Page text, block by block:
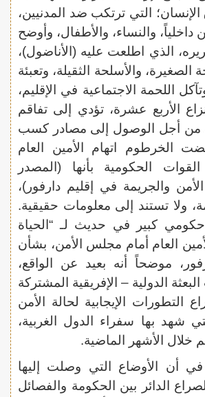
التي ترتكب ضد المدنيين،
داخلياً، والنساء، والأطفال، وأوضح
الذي اطلعت عليه (الأناضول)،
الصغيرة، والأسلحة الثقيلة، وتعبئة
اللحمة الاجتماعية في الإقليم،
الأربع عشرة، تؤدي إلى تفاقم
من أجل الوصول إلى مصادر كسب
الخرطوم اتهام الأمين العام
الحكومية بأنها (المصدر
الأمن والجريمة في إقليم دارفور)،
ولا تستند إلى معلومات حقيقية.
كبير في حديث لـ “الحياة
الأمين العام أمام مجلس الأمن، بشأن
موضحاً أنه بعيد عن الواقع،
الدولية – الإفريقية المشتركة
التطورات الإيجابية لحالة الأمن
شهد بها سفراء الدول الغربية،
خلال الأشهر الماضية.
في أن الأوضاع التي وصلت إليها
الدائر بين الحكومة والفصائل